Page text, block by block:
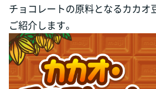
チョコレートの原料となるカカオ
ご紹介します。